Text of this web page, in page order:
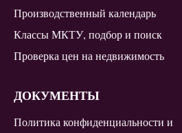
Производственный календарь
Классы МКТУ, подбор и поиск
Проверка цен на недвижимость
ДОКУМЕНТЫ
Политика конфиденциальности и